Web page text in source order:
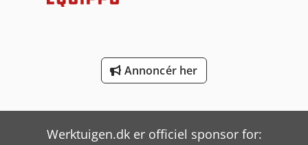
Annoncér her
Werktuigen.dk er officiel sponsor for: